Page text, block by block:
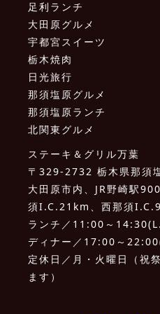
足利ランチ
大田原グルメ
宇都宮スイーツ
栃木焼肉
日光旅行
那須塩原グルメ
那須塩原ランチ
北関東グルメ
ステーキ＆グリル万葉
〒329-2732 栃木県那須
大田原市内、JR野崎駅
須I.C.21km、西那須
ランチ／11:00～
ディナー／17:00～
定休日／月・火曜日（祝
ます）